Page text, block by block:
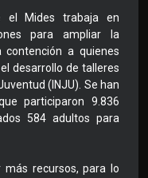
el Mides trabaja en
para ampliar la
a quienes
desarrollo de talleres
(INJU). Se han
participaron 9.836
584 adultos para
recursos, para lo